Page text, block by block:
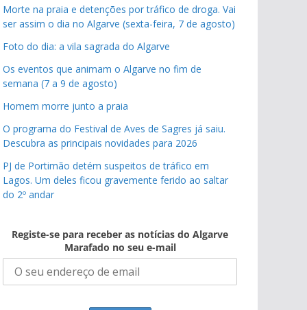
Morte na praia e detenções por tráfico de droga. Vai
ser assim o dia no Algarve (sexta-feira, 7 de agosto)
Foto do dia: a vila sagrada do Algarve
Os eventos que animam o Algarve no fim de
semana (7 a 9 de agosto)
Homem morre junto a praia
O programa do Festival de Aves de Sagres já saiu.
Descubra as principais novidades para 2026
PJ de Portimão detém suspeitos de tráfico em
Lagos. Um deles ficou gravemente ferido ao saltar
do 2º andar
Registe-se para receber as notícias do Algarve
Marafado no seu e-mail